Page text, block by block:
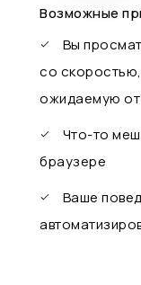
Возможные
Вы
со
ожидаемую от
Что-то
браузере
Ваше